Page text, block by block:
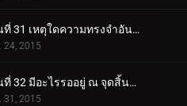
ตอนที่ 31 เหตุใดความทรงจำอันล้ำค่าจึงหายไป?
24, 2015
ตอนที่ 32 มีอะไรรออยู่ ณ จุดสิ้นสุดของวิวัฒนาการ?
31, 2015